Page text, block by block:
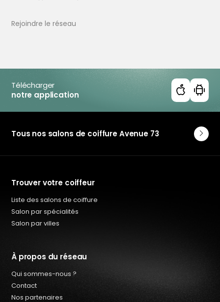
Rejoindre le réseau
Télécharger
notre application
Tous nos salons de coiffure Avenue 73
Trouver votre coiffeur
Liste des salons de coiffure
Salon par spécialités
Salon par villes
À propos du réseau
Qui sommes-nous ?
Contact
Nos partenaires